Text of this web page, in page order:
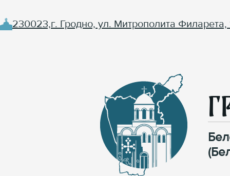
230023,г. Гродно, ул. Митрополита Филарета,